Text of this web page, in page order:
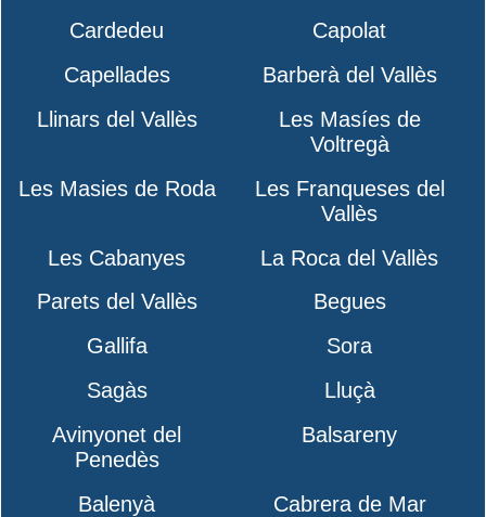
Cardedeu
Capolat
Capellades
Barberà del Vallès
Llinars del Vallès
Les Masíes de
Voltregà
Les Masies de Roda
Les Franqueses del
Vallès
Les Cabanyes
La Roca del Vallès
Parets del Vallès
Begues
Gallifa
Sora
Sagàs
Lluçà
Avinyonet del
Penedès
Balsareny
Balenyà
Cabrera de Mar